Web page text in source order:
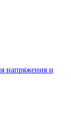
напряжения и